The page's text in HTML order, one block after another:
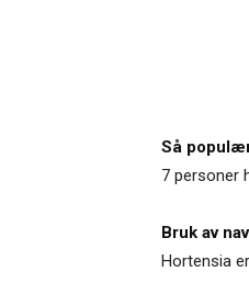
Så
7 personer
Bruk av
Hortensia